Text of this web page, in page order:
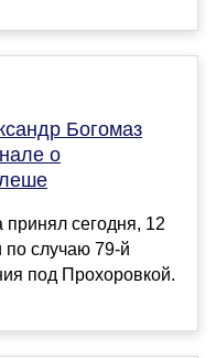
Богомаз
о
сегодня, 12
по случаю 79-й
под Прохоровкой.